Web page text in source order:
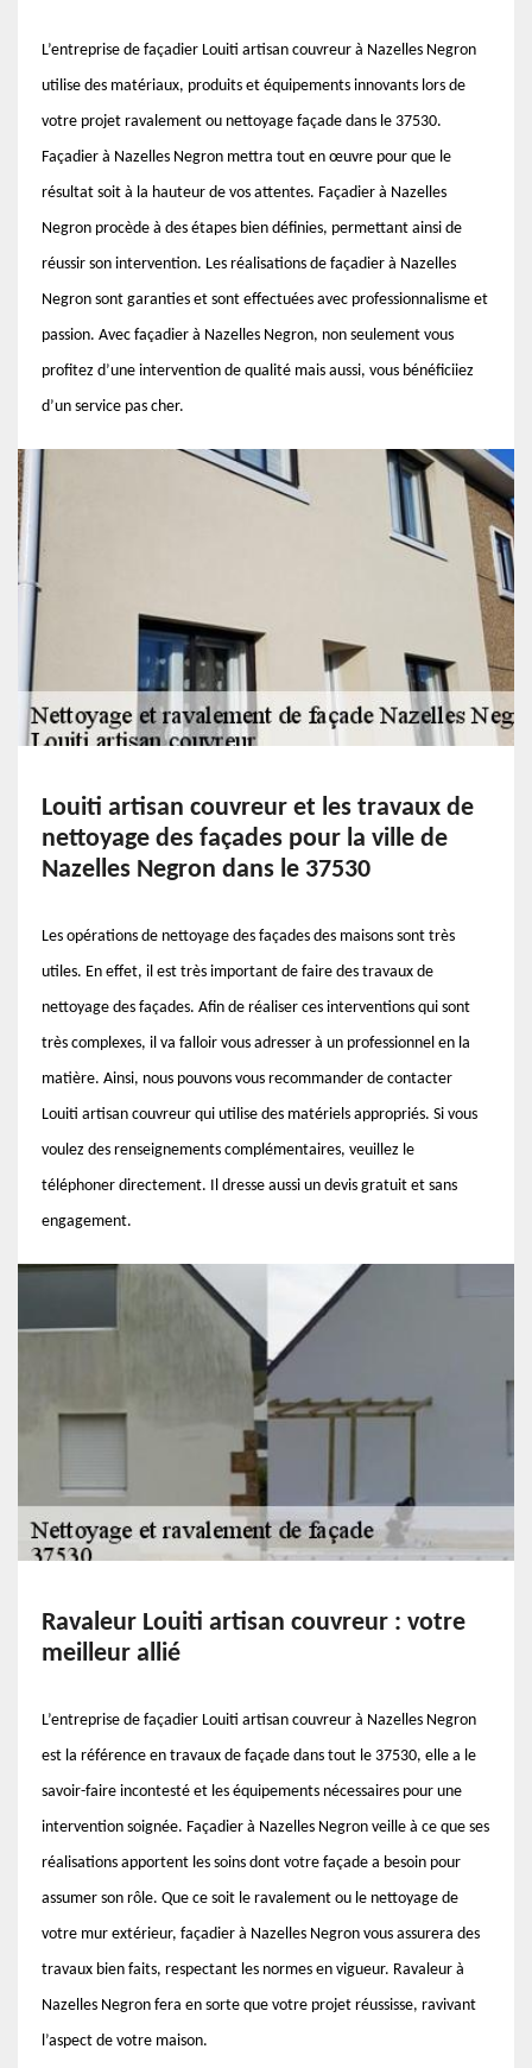
L’entreprise de façadier Louiti artisan couvreur à Nazelles Negron
utilise des matériaux, produits et équipements innovants lors de
votre projet ravalement ou nettoyage façade dans le 37530.
Façadier à Nazelles Negron mettra tout en œuvre pour que le
résultat soit à la hauteur de vos attentes. Façadier à Nazelles
Negron procède à des étapes bien définies, permettant ainsi de
réussir son intervention. Les réalisations de façadier à Nazelles
Negron sont garanties et sont effectuées avec professionnalisme et
passion. Avec façadier à Nazelles Negron, non seulement vous
profitez d’une intervention de qualité mais aussi, vous bénéficiiez
d’un service pas cher.
Louiti artisan couvreur et les travaux de
nettoyage des façades pour la ville de
Nazelles Negron dans le 37530
Les opérations de nettoyage des façades des maisons sont très
utiles. En effet, il est très important de faire des travaux de
nettoyage des façades. Afin de réaliser ces interventions qui sont
très complexes, il va falloir vous adresser à un professionnel en la
matière. Ainsi, nous pouvons vous recommander de contacter
Louiti artisan couvreur qui utilise des matériels appropriés. Si vous
voulez des renseignements complémentaires, veuillez le
téléphoner directement. Il dresse aussi un devis gratuit et sans
engagement.
Ravaleur Louiti artisan couvreur : votre
meilleur allié
L’entreprise de façadier Louiti artisan couvreur à Nazelles Negron
est la référence en travaux de façade dans tout le 37530, elle a le
savoir-faire incontesté et les équipements nécessaires pour une
intervention soignée. Façadier à Nazelles Negron veille à ce que ses
réalisations apportent les soins dont votre façade a besoin pour
assumer son rôle. Que ce soit le ravalement ou le nettoyage de
votre mur extérieur, façadier à Nazelles Negron vous assurera des
travaux bien faits, respectant les normes en vigueur. Ravaleur à
Nazelles Negron fera en sorte que votre projet réussisse, ravivant
l’aspect de votre maison.